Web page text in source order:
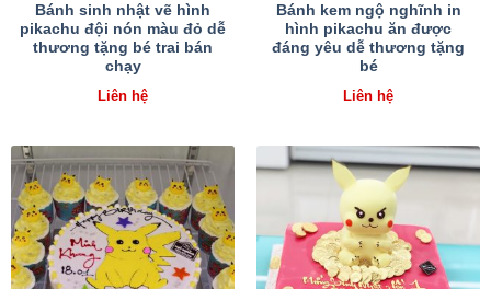
Bánh sinh nhật vẽ hình
pikachu đội nón màu đỏ dễ
thương tặng bé trai bán
chạy
Liên hệ
Bánh kem ngộ nghĩnh in
hình pikachu ăn được
đáng yêu dễ thương tặng
bé
Liên hệ